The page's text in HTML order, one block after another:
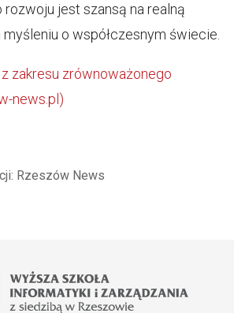
jest szansą na realną
o współczesnym świecie.
zakresu zrównoważonego
news.pl)
Rzeszów News